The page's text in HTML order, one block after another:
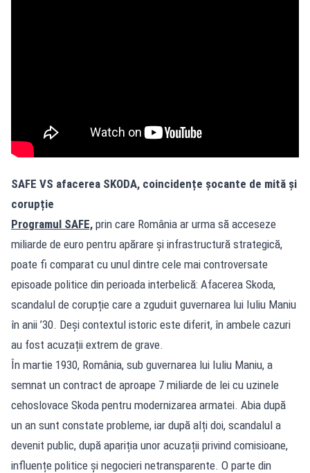
SAFE VS afacerea SKODA, coincidențe șocante de mită și
corupție
Programul SAFE, prin care România ar urma să acceseze
miliarde de euro pentru apărare și infrastructură strategică,
poate fi comparat cu unul dintre cele mai controversate
episoade politice din perioada interbelică: Afacerea Skoda,
scandalul de corupție care a zguduit guvernarea lui Iuliu Maniu
în anii ’30. Deși contextul istoric este diferit, în ambele cazuri
au fost acuzații extrem de grave.
În martie 1930, România, sub guvernarea lui Iuliu Maniu, a
semnat un contract de aproape 7 miliarde de lei cu uzinele
cehoslovace Skoda pentru modernizarea armatei. Abia după
un an sunt constate probleme, iar după alți doi, scandalul a
devenit public, după apariția unor acuzații privind comisioane,
influențe politice și negocieri netransparente. O parte din